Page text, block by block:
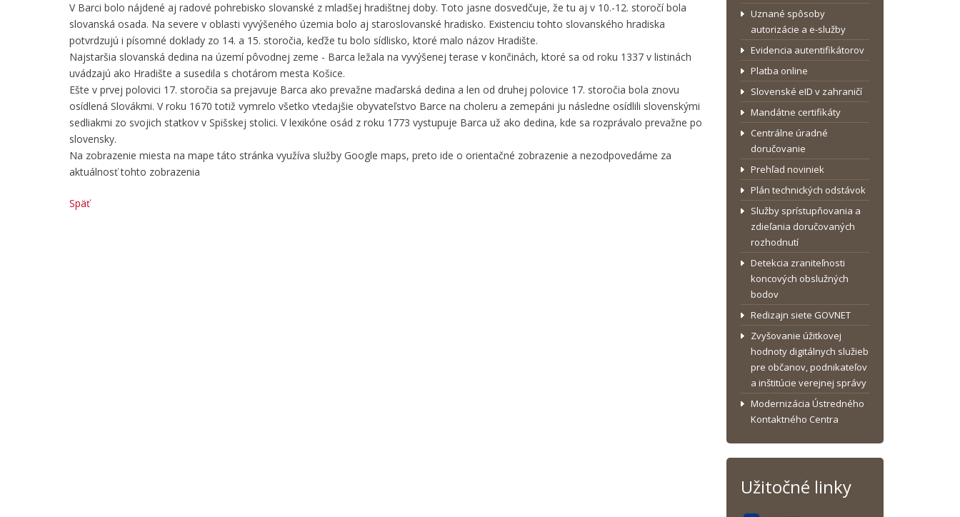
V Barci bolo nájdené aj radové pohrebisko slovanské z mladšej hradištnej doby. Toto jasne dosvedčuje, že tu aj v 10.-12. storočí bola
slovanská osada. Na severe v oblasti vyvýšeného územia bolo aj staroslovanské hradisko. Existenciu tohto slovanského hradiska
potvrdzujú i písomné doklady zo 14. a 15. storočia, keďže tu bolo sídlisko, ktoré malo názov Hradište.
Najstaršia slovanská dedina na území pôvodnej zeme - Barca ležala na vyvýšenej terase v končinách, ktoré sa od roku 1337 v listinách
uvádzajú ako Hradište a susedila s chotárom mesta Košice.
Ešte v prvej polovici 17. storočia sa prejavuje Barca ako prevažne maďarská dedina a len od druhej polovice 17. storočia bola znovu
osídlená Slovákmi. V roku 1670 totiž vymrelo všetko vtedajšie obyvateľstvo Barce na choleru a zemepáni ju následne osídlili slovenskými
sedliakmi zo svojich statkov v Spišskej stolici. V lexikóne osád z roku 1773 vystupuje Barca už ako dedina, kde sa rozprávalo prevažne po
slovensky.
Na zobrazenie miesta na mape táto stránka využíva služby Google maps, preto ide o orientačné zobrazenie a nezodpovedáme za
aktuálnosť tohto zobrazenia
Späť
Uznané spôsoby
autorizácie a e-služby
Evidencia autentifikátorov
Platba online
Slovenské eID v zahraničí
Mandátne certifikáty
Centrálne úradné
doručovanie
Prehľad noviniek
Plán technických odstávok
Služby sprístupňovania a
zdieľania doručovaných
rozhodnutí
Detekcia zraniteľnosti
koncových obslužných
bodov
Redizajn siete GOVNET
Zvyšovanie úžitkovej
hodnoty digitálnych služieb
pre občanov, podnikateľov
a inštitúcie verejnej správy
Modernizácia Ústredného
Kontaktného Centra
Užitočné linky